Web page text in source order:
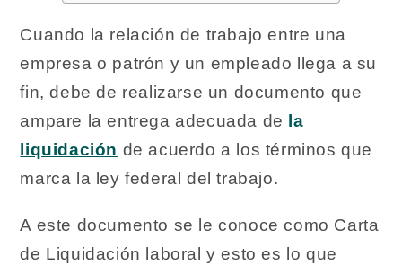
Cuando la relación de trabajo entre una
empresa o patrón y un empleado llega a su
fin, debe de realizarse un documento que
ampare la entrega adecuada de
la
liquidación de acuerdo a los términos que
marca la ley federal del trabajo.
A este documento se le conoce como Carta
de Liquidación laboral y esto es lo que